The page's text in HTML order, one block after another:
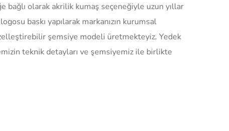
olarak akrilik kumaş seçeneğiyle uzun yıllar
baskı yapılarak markanızın kurumsal
şemsiye modeli üretmekteyiz. Yedek
teknik detayları ve şemsiyemiz ile birlikte